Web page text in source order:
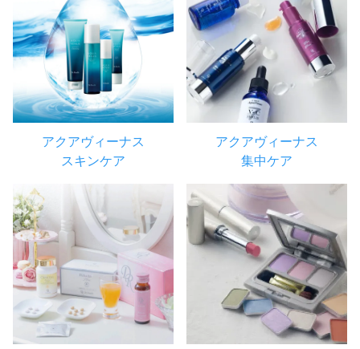
アクアヴィーナス
スキンケア
アクアヴィーナス
集中ケア